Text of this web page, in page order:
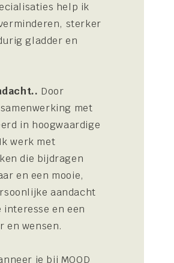
help ik
sterker
gladder en
Door
met
in hoogwaardige
werk met
die bijdragen
en een mooie,
aandacht
en een
en wensen.
je bij MOOD